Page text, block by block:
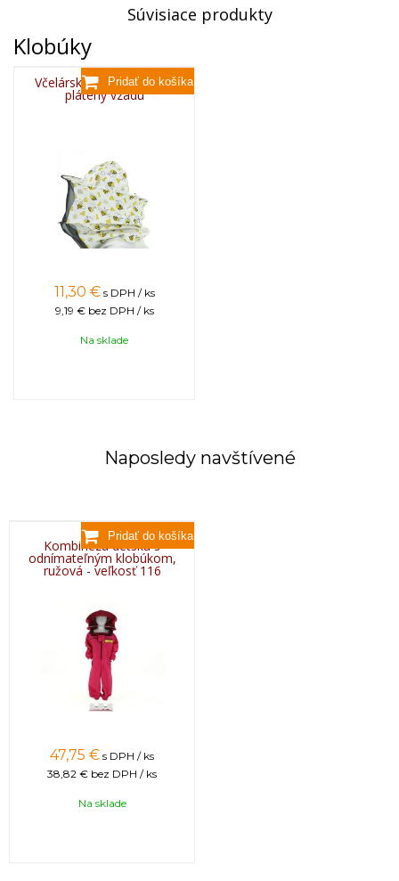
Súvisiace produkty
Klobúky
Včelársky klobúk detský,
plátený vzadu
11,30 € s DPH / ks
9,19 € bez DPH / ks
Na sklade
Naposledy navštívené
Kombinéza detská s
odnímateľným klobúkom,
ružová - veľkosť 116
47,75 € s DPH / ks
38,82 € bez DPH / ks
Na sklade